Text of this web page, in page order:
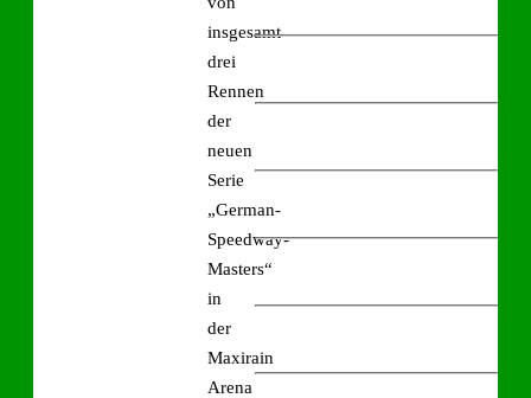
insgesamt
drei
Rennen
der
neuen
Serie
„German-
Speedway-
Masters“
in
der
Maxirain
Arena